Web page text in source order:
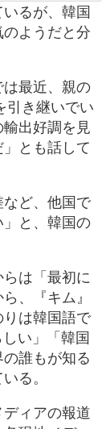
るが、韓国
ようだと分
最近、親の
引き継いでい
出好調を見
とも話して
ど、他国で
と、韓国の
は「最初に
、『キム』
は韓国語で
い」「韓国
誰もが知る
る。
ィアの報道